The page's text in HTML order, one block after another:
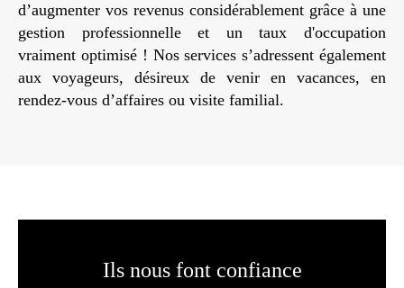
d’augmenter vos revenus considérablement grâce à une
gestion professionnelle et un taux d'occupation
vraiment optimisé ! Nos services s’adressent également
aux voyageurs, désireux de venir en vacances, en
rendez-vous d’affaires ou visite familial.
Ils nous font confiance